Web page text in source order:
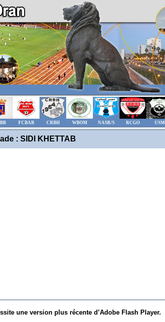
FCBAR CRBH WBOM NASR/S RCGO USM
: SIDI KHETTAB
une version plus récente d’Adobe Flash Player.